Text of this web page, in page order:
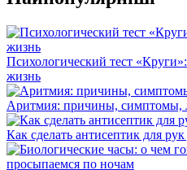
Психологический тест
жизнь
Аритмия: причины, симптомы,
Как сделать антисептик для